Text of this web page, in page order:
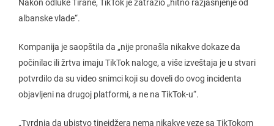
Nakon odluke Tirane, TikTok je zatražio „hitno razjašnjenje od
albanske vlade“.
Kompanija je saopštila da „nije pronašla nikakve dokaze da
počinilac ili žrtva imaju TikTok naloge, a više izveštaja je u stvari
potvrdilo da su video snimci koji su doveli do ovog incidenta
objavljeni na drugoj platformi, a ne na TikTok-u“.
„Tvrdnja da ubistvo tinejdžera nema nikakve veze sa TikTokom